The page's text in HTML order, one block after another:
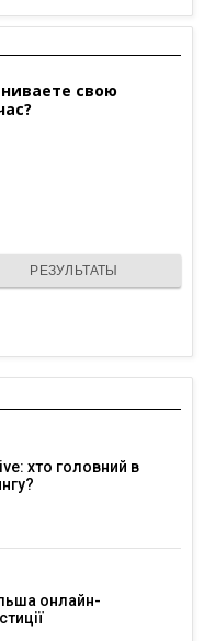
свою
РЕЗУЛЬТАТЫ
хто головний в
онлайн-